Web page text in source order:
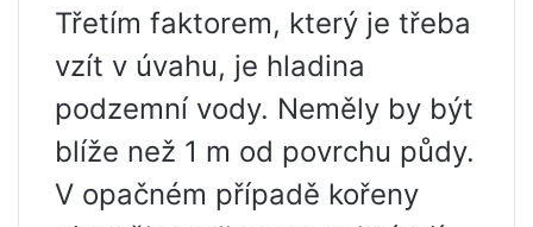
Třetím faktorem, který je třeba
vzít v úvahu, je hladina
podzemní vody. Neměly by být
blíže než 1 m od povrchu půdy.
V opačném případě kořeny